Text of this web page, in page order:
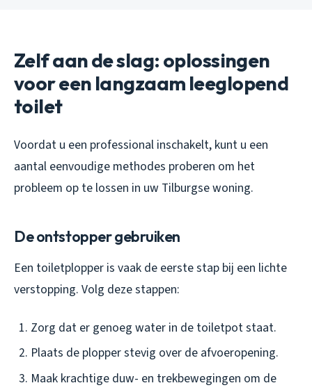
Zelf aan de slag: oplossingen
voor een langzaam leeglopend
toilet
Voordat u een professional inschakelt, kunt u een
aantal eenvoudige methodes proberen om het
probleem op te lossen in uw Tilburgse woning.
De ontstopper gebruiken
Een toiletplopper is vaak de eerste stap bij een lichte
verstopping. Volg deze stappen:
Zorg dat er genoeg water in de toiletpot staat.
Plaats de plopper stevig over de afvoeropening.
Maak krachtige duw- en trekbewegingen om de